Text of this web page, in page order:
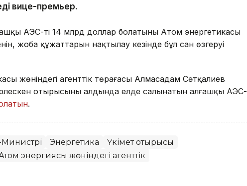
вице-премьер.
АЭС-тің 14 млрд доллар болатыны Атом энергетикасы
жоба құжаттарын нақтылау кезінде бұл сан өзгеруі
жөніндегі агенттік төрағасы Алмасадам Сәтқалиев
отырысының алдында елде салынатын алғашқы АЭС-
.
Министрі Энергетика
Үкімет отырысы
Атом энергиясы жөніндегі агенттік